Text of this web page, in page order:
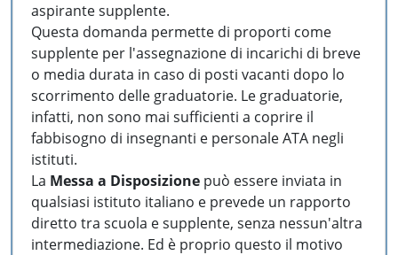
aspirante supplente.
Questa domanda permette di proporti come
supplente per l'assegnazione di incarichi di breve
o media durata in caso di posti vacanti dopo lo
scorrimento delle graduatorie. Le graduatorie,
infatti, non sono mai sufficienti a coprire il
fabbisogno di insegnanti e personale ATA negli
istituti.
La Messa a Disposizione può essere inviata in
qualsiasi istituto italiano e prevede un rapporto
diretto tra scuola e supplente, senza nessun'altra
intermediazione. Ed è proprio questo il motivo